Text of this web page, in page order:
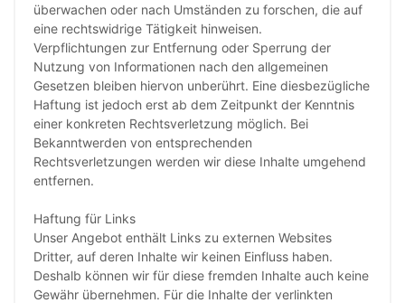
überwachen oder nach Umständen zu forschen, die auf
eine rechtswidrige Tätigkeit hinweisen.
Verpflichtungen zur Entfernung oder Sperrung der
Nutzung von Informationen nach den allgemeinen
Gesetzen bleiben hiervon unberührt. Eine diesbezügliche
Haftung ist jedoch erst ab dem Zeitpunkt der Kenntnis
einer konkreten Rechtsverletzung möglich. Bei
Bekanntwerden von entsprechenden
Rechtsverletzungen werden wir diese Inhalte umgehend
entfernen.
Haftung für Links
Unser Angebot enthält Links zu externen Websites
Dritter, auf deren Inhalte wir keinen Einfluss haben.
Deshalb können wir für diese fremden Inhalte auch keine
Gewähr übernehmen. Für die Inhalte der verlinkten